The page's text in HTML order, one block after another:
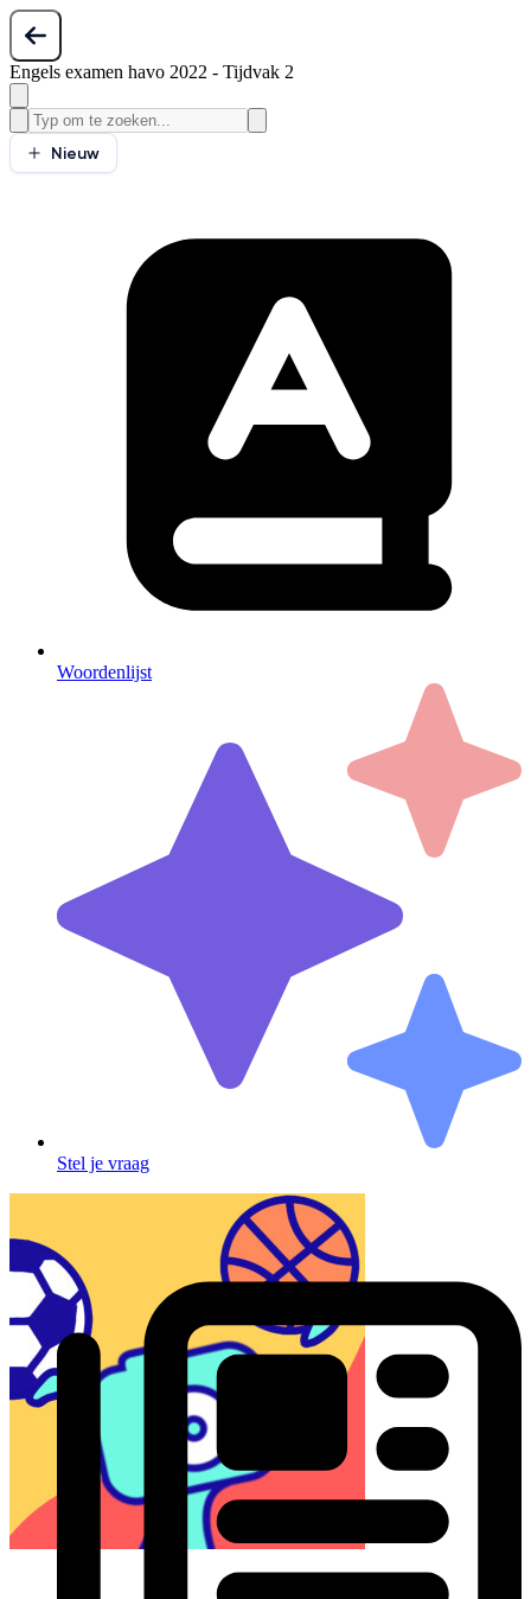
Engels examen havo 2022 - Tijdvak 2
Nieuw
Woordenlijst
Stel je vraag